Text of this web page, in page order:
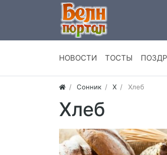
НОВОСТИ ТОСТЫ
Сонник Х Хлеб
Хлеб